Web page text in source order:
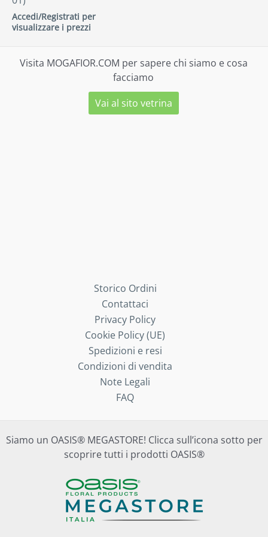
Accedi/Registrati per
visualizzare i prezzi
Visita MOGAFIOR.COM per sapere chi siamo e cosa
facciamo
Vai al sito vetrina
Storico Ordini
Contattaci
Privacy Policy
Cookie Policy (UE)
Spedizioni e resi
Condizioni di vendita
Note Legali
FAQ
Siamo un OASIS® MEGASTORE! Clicca sull’icona sotto per
scoprire tutti i prodotti OASIS®